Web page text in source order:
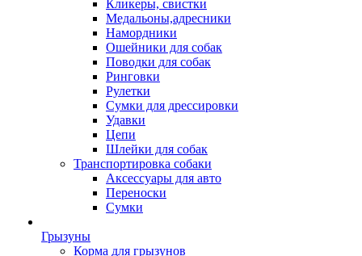
Кликеры, свистки
Медальоны,адресники
Намордники
Ошейники для собак
Поводки для собак
Ринговки
Рулетки
Сумки для дрессировки
Удавки
Цепи
Шлейки для собак
Транспортировка собаки
Аксессуары для авто
Переноски
Сумки
Грызуны
Корма для грызунов